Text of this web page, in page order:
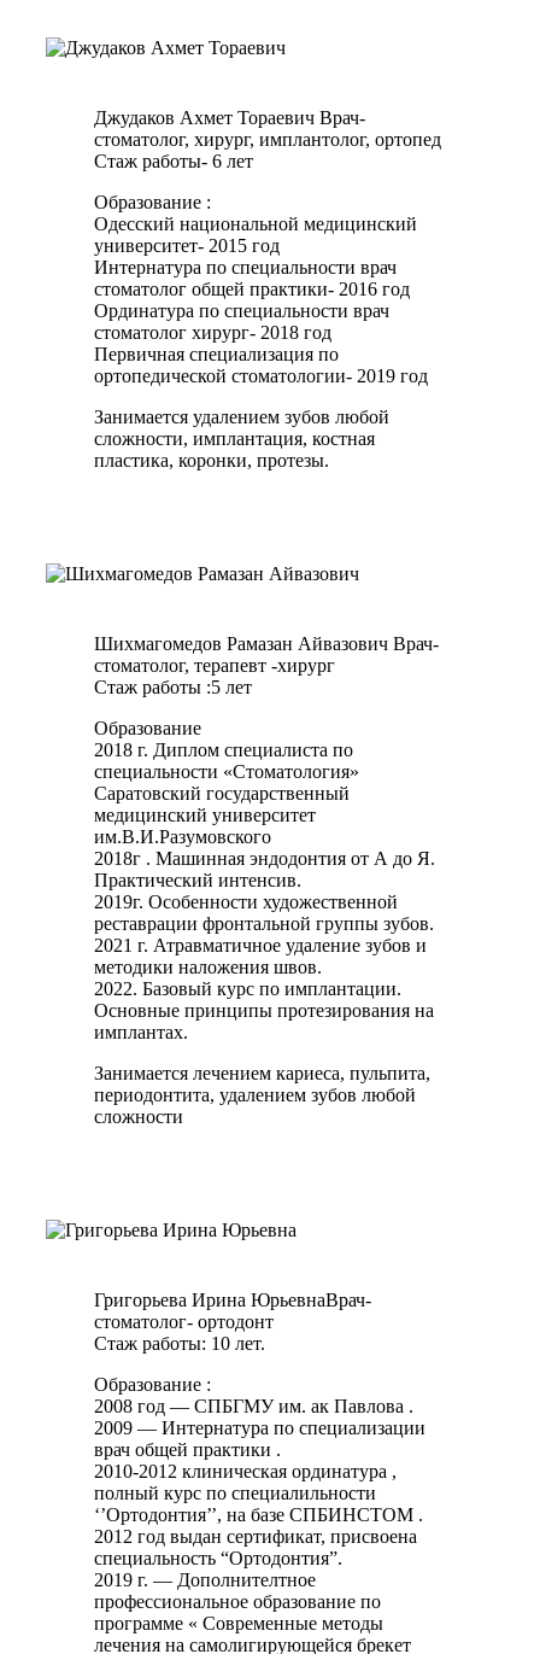
Джудаков Ахмет Тораевич Врач-
стоматолог, хирург, имплантолог, ортопед
Стаж работы- 6 лет
Образование :
Одесский национальной медицинский
университет- 2015 год
Интернатура по специальности врач
стоматолог общей практики- 2016 год
Ординатура по специальности врач
стоматолог хирург- 2018 год
Первичная специализация по
ортопедической стоматологии- 2019 год
Занимается удалением зубов любой
сложности, имплантация, костная
пластика, коронки, протезы.
Шихмагомедов Рамазан Айвазович Врач-
стоматолог, терапевт -хирург
Стаж работы :5 лет
Образование
2018 г. Диплом специалиста по
специальности «Стоматология»
Саратовский государственный
медицинский университет
им.В.И.Разумовского
2018г . Машинная эндодонтия от А до Я.
Практический интенсив.
2019г. Особенности художественной
реставрации фронтальной группы зубов.
2021 г. Атравматичное удаление зубов и
методики наложения швов.
2022. Базовый курс по имплантации.
Основные принципы протезирования на
имплантах.
Занимается лечением кариеса, пульпита,
периодонтита, удалением зубов любой
сложности
Григорьева Ирина ЮрьевнаВрач-
стоматолог- ортодонт
Стаж работы: 10 лет.
Образование :
2008 год — СПБГМУ им. ак Павлова .
2009 — Интернатура по специализации
врач общей практики .
2010-2012 клиническая ординатура ,
полный курс по специалильности
‘’Ортодонтия’’, на базе СПБИНСТОМ .
2012 год выдан сертификат, присвоена
специальность “Ортодонтия”.
2019 г. — Дополнителтное
профессиональное образование по
программе « Современные методы
лечения на самолигирующейся брекет